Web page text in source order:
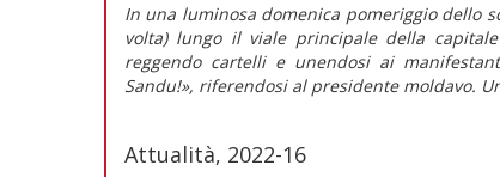
In una luminosa domenica pomeriggio dello
volta) lungo il viale principale della
reggendo cartelli e unendosi ai
Sandu!», riferendosi al presidente moldavo.
Attualità, 2022-16